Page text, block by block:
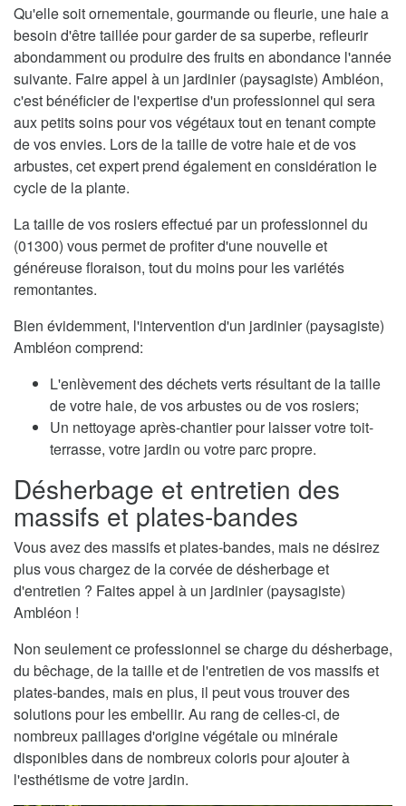
Qu'elle soit ornementale, gourmande ou fleurie, une haie a
besoin d'être taillée pour garder de sa superbe, refleurir
abondamment ou produire des fruits en abondance l'année
suivante. Faire appel à un jardinier (paysagiste) Ambléon,
c'est bénéficier de l'expertise d'un professionnel qui sera
aux petits soins pour vos végétaux tout en tenant compte
de vos envies. Lors de la taille de votre haie et de vos
arbustes, cet expert prend également en considération le
cycle de la plante.
La taille de vos rosiers effectué par un professionnel du
(01300) vous permet de profiter d'une nouvelle et
généreuse floraison, tout du moins pour les variétés
remontantes.
Bien évidemment, l'intervention d'un jardinier (paysagiste)
Ambléon comprend:
L'enlèvement des déchets verts résultant de la taille
de votre haie, de vos arbustes ou de vos rosiers;
Un nettoyage après-chantier pour laisser votre toit-
terrasse, votre jardin ou votre parc propre.
Désherbage et entretien des
massifs et plates-bandes
Vous avez des massifs et plates-bandes, mais ne désirez
plus vous chargez de la corvée de désherbage et
d'entretien ? Faites appel à un jardinier (paysagiste)
Ambléon !
Non seulement ce professionnel se charge du désherbage,
du bêchage, de la taille et de l'entretien de vos massifs et
plates-bandes, mais en plus, il peut vous trouver des
solutions pour les embellir. Au rang de celles-ci, de
nombreux paillages d'origine végétale ou minérale
disponibles dans de nombreux coloris pour ajouter à
l'esthétisme de votre jardin.